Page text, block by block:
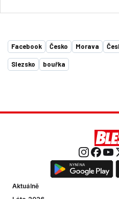
Facebook Česko Morava
Slezsko bouřka
Aktuálně